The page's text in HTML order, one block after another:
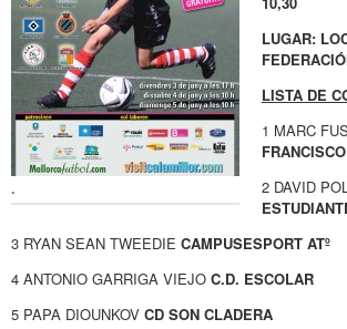
.
LUGAR:
LISTA DE
1 MARC
2 DAVID
3 RYAN SEAN TWEEDIE CAMPUSESPORT ATº
4 ANTONIO GARRIGA VIEJO C.D. ESCOLAR
5 PAPA DIOUNKOV CD SON CLADERA